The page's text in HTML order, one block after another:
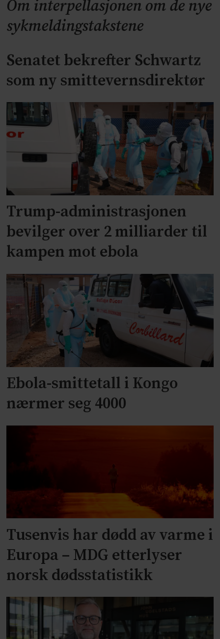
Om interpellasjonen om de nye
sykmeldingstakstene
Senatet bekrefter Schwartz
som ny smittevernsdirektør
Trump-administrasjonen
bevilger over 2 milliarder til
kampen mot ebola
Ebola-smittetall i Kongo
nærmer seg 4000
Tusenvis har dødd av varme i
Europa – MDG etterlyser
norsk dødsstatistikk